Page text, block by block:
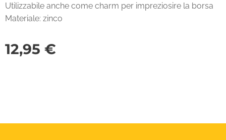
Utilizzabile anche come charm per impreziosire la borsa
Materiale: zinco
12,95 €